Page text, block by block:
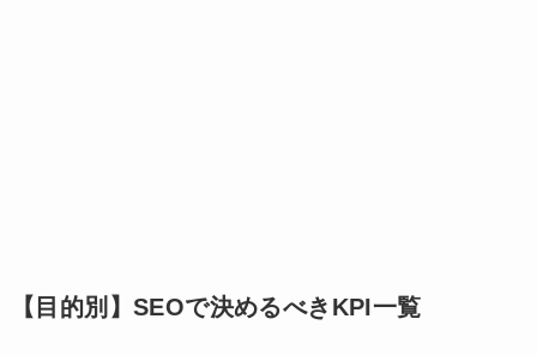
【目的別】SEOで決めるべきKPI一覧